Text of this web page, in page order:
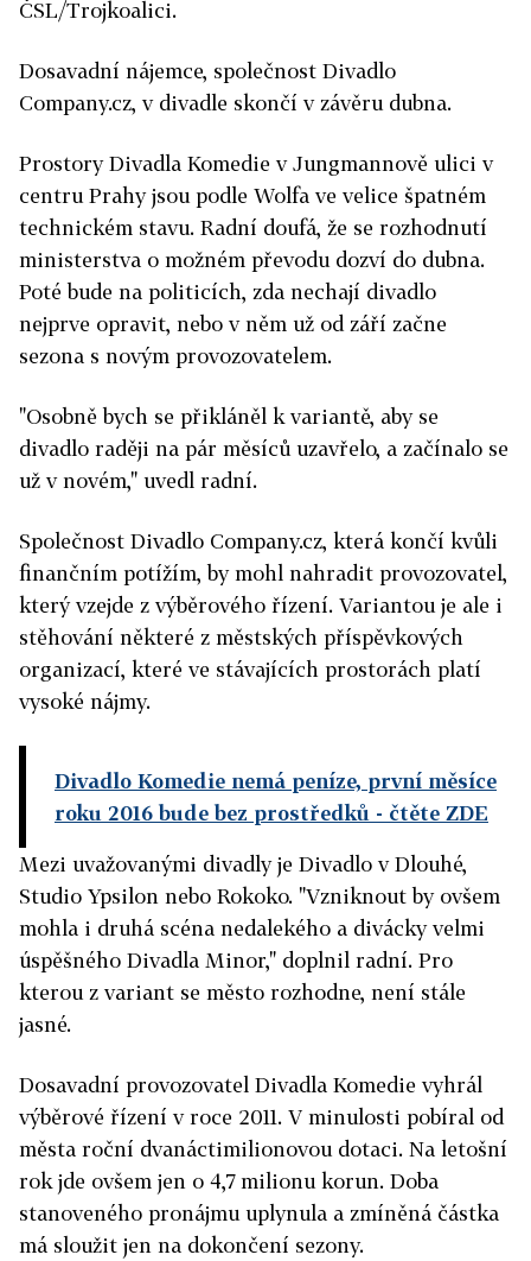
ČSL/Trojkoalici.
Dosavadní nájemce, společnost Divadlo
Company.cz, v divadle skončí v závěru dubna.
Prostory Divadla Komedie v Jungmannově ulici v
centru Prahy jsou podle Wolfa ve velice špatném
technickém stavu. Radní doufá, že se rozhodnutí
ministerstva o možném převodu dozví do dubna.
Poté bude na politicích, zda nechají divadlo
nejprve opravit, nebo v něm už od září začne
sezona s novým provozovatelem.
"Osobně bych se přikláněl k variantě, aby se
divadlo raději na pár měsíců uzavřelo, a začínalo se
už v novém," uvedl radní.
Společnost Divadlo Company.cz, která končí kvůli
finančním potížím, by mohl nahradit provozovatel,
který vzejde z výběrového řízení. Variantou je ale i
stěhování některé z městských příspěvkových
organizací, které ve stávajících prostorách platí
vysoké nájmy.
Divadlo Komedie nemá peníze, první měsíce
roku 2016 bude bez prostředků - čtěte ZDE
Mezi uvažovanými divadly je Divadlo v Dlouhé,
Studio Ypsilon nebo Rokoko. "Vzniknout by ovšem
mohla i druhá scéna nedalekého a divácky velmi
úspěšného Divadla Minor," doplnil radní. Pro
kterou z variant se město rozhodne, není stále
jasné.
Dosavadní provozovatel Divadla Komedie vyhrál
výběrové řízení v roce 2011. V minulosti pobíral od
města roční dvanáctimilionovou dotaci. Na letošní
rok jde ovšem jen o 4,7 milionu korun. Doba
stanoveného pronájmu uplynula a zmíněná částka
má sloužit jen na dokončení sezony.